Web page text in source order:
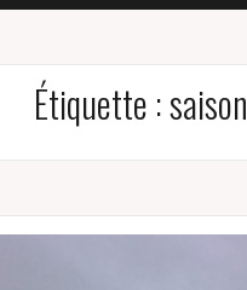
Étiquette :saison